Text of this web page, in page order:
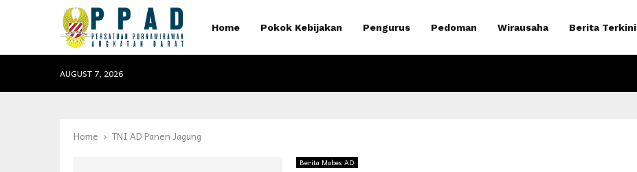
Home Pokok Kebijakan Pengurus Pedoman Wirausaha Berita Terkini
AUGUST 7, 2026
Home TNI AD Panen Jagung
Berita Mabes AD